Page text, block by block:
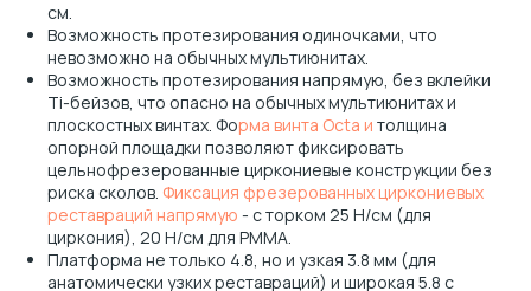
см.
Возможность протезирования одиночками, что
невозможно на обычных мультиюнитах.
Возможность протезирования напрямую, без вклейки
Ti-бейзов, что опасно на обычных мультиюнитах и
плоскостных винтах. Форма винта Octa и толщина
опорной площадки позволяют фиксировать
цельнофрезерованные циркониевые конструкции без
риска сколов. Фиксация фрезерованных циркониевых
реставраций напрямую - с торком 25 Н/см (для
циркония), 20 Н/см для PMMA.
Платформа не только 4.8, но и узкая 3.8 мм (для
анатомически узких реставраций) и широкая 5.8 с